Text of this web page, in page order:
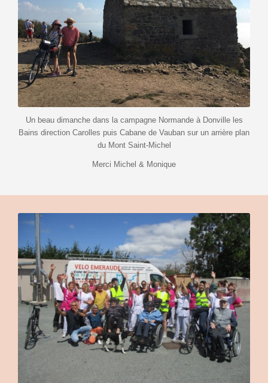
Un beau dimanche dans la campagne Normande à Donville les
Bains direction Carolles puis Cabane de Vauban sur un arrière plan
du Mont Saint-Michel
Merci Michel & Monique